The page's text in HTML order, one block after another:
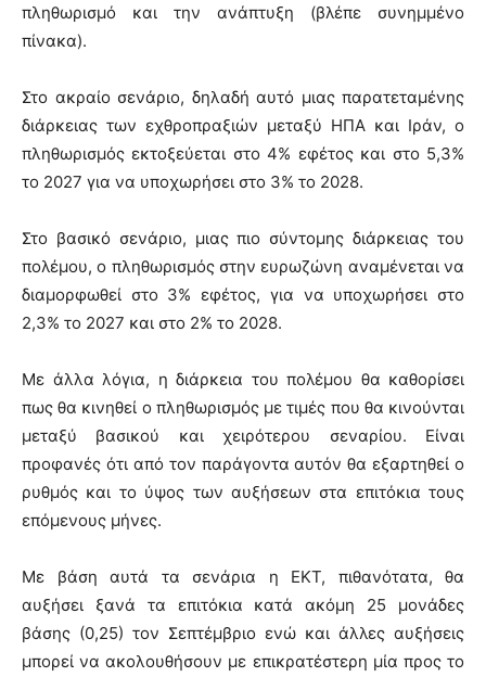
πληθωρισμό και την ανάπτυξη (βλέπε συνημμένο
πίνακα).
Στο ακραίο σενάριο, δηλαδή αυτό μιας παρατεταμένης
διάρκειας των εχθροπραξιών μεταξύ ΗΠΑ και Ιράν, ο
πληθωρισμός εκτοξεύεται στο 4% εφέτος και στο 5,3%
το 2027 για να υποχωρήσει στο 3% το 2028.
Στο βασικό σενάριο, μιας πιο σύντομης διάρκειας του
πολέμου, ο πληθωρισμός στην ευρωζώνη αναμένεται να
διαμορφωθεί στο 3% εφέτος, για να υποχωρήσει στο
2,3% το 2027 και στο 2% το 2028.
Με άλλα λόγια, η διάρκεια του πολέμου θα καθορίσει
πως θα κινηθεί ο πληθωρισμός με τιμές που θα κινούνται
μεταξύ βασικού και χειρότερου σεναρίου. Είναι
προφανές ότι από τον παράγοντα αυτόν θα εξαρτηθεί ο
ρυθμός και το ύψος των αυξήσεων στα επιτόκια τους
επόμενους μήνες.
Με βάση αυτά τα σενάρια η ΕΚΤ, πιθανότατα, θα
αυξήσει ξανά τα επιτόκια κατά ακόμη 25 μονάδες
βάσης (0,25) τον Σεπτέμβριο ενώ και άλλες αυξήσεις
μπορεί να ακολουθήσουν με επικρατέστερη μία προς το